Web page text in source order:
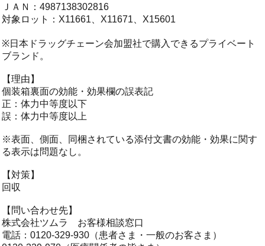
ＪＡＮ：4987138302816
対象ロット：X11661、X11671、X15601
※日本ドラッグチェーン会加盟社で購入できるプライベート
ブランド。
【理由】
個装箱裏面の効能・効果欄の誤表記
正：体力中等度以下
誤：体力中等度以上
※表面、側面、同梱されている添付文書の効能・効果に関す
る表示は問題なし。
【対策】
回収
【問い合わせ先】
株式会社ツムラ お客様相談窓口
電話：0120-329-930（患者さま・一般のお客さま）